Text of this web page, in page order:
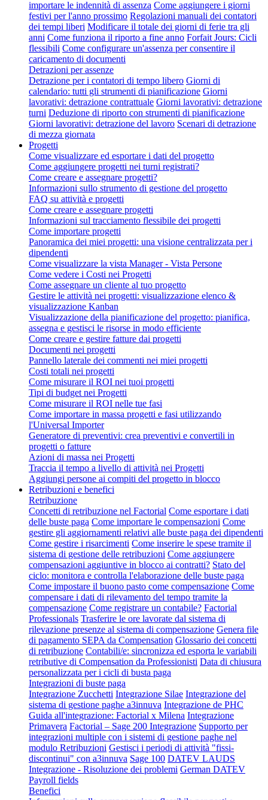
importare le indennità di assenza Come aggiungere i giorni
festivi per l'anno prossimo Regolazioni manuali dei contatori
dei tempi liberi Modificare il totale dei giorni di ferie tra gli
anni Come funziona il riporto a fine anno Forfait Jours: Cicli
flessibili Come configurare un'assenza per consentire il
caricamento di documenti
Detrazioni per assenze
Detrazione per i contatori di tempo libero Giorni di
calendario: tutti gli strumenti di pianificazione Giorni
lavorativi: detrazione contrattuale Giorni lavorativi: detrazione
turni Deduzione di riporto con strumenti di pianificazione
Giorni lavorativi: detrazione del lavoro Scenari di detrazione
di mezza giornata
Progetti
Come visualizzare ed esportare i dati del progetto
Come aggiungere progetti nei turni registrati?
Come creare e assegnare progetti?
Informazioni sullo strumento di gestione del progetto
FAQ su attività e progetti
Come creare e assegnare progetti
Informazioni sul tracciamento flessibile dei progetti
Come importare progetti
Panoramica dei miei progetti: una visione centralizzata per i
dipendenti
Come visualizzare la vista Manager - Vista Persone
Come vedere i Costi nei Progetti
Come assegnare un cliente al tuo progetto
Gestire le attività nei progetti: visualizzazione elenco &
visualizzazione Kanban
Visualizzazione della pianificazione del progetto: pianifica,
assegna e gestisci le risorse in modo efficiente
Come creare e gestire fatture dai progetti
Documenti nei progetti
Pannello laterale dei commenti nei miei progetti
Costi totali nei progetti
Come misurare il ROI nei tuoi progetti
Tipi di budget nei Progetti
Come misurare il ROI nelle tue fasi
Come importare in massa progetti e fasi utilizzando
l'Universal Importer
Generatore di preventivi: crea preventivi e convertili in
progetti o fatture
Azioni di massa nei Progetti
Traccia il tempo a livello di attività nei Progetti
Aggiungi persone ai compiti del progetto in blocco
Retribuzioni e benefici
Retribuzione
Concetti di retribuzione nel Factorial Come esportare i dati
delle buste paga Come importare le compensazioni Come
gestire gli aggiornamenti relativi alle buste paga dei dipendenti
Come gestire i risarcimenti Come inserire le spese tramite il
sistema di gestione delle retribuzioni Come aggiungere
compensazioni aggiuntive in blocco ai contratti? Stato del
ciclo: monitora e controlla l'elaborazione delle buste paga
Come impostare il buono pasto come compensazione Come
compensare i dati di rilevamento del tempo tramite la
compensazione Come registrare un contabile? Factorial
Professionals Trasferire le ore lavorate dal sistema di
rilevazione presenze al sistema di compensazione Genera file
di pagamento SEPA da Compensation Glossario dei concetti
di retribuzione Contabili/e: sincronizza ed esporta le variabili
retributive di Compensation da Professionisti Data di chiusura
personalizzata per i cicli di busta paga
Integrazioni di buste paga
Integrazione Zucchetti Integrazione Silae Integrazione del
sistema di gestione paghe a3innuva Integrazione de PHC
Guida all'integrazione: Factorial x Milena Integrazione
Primavera Factorial – Sage 200 Integrazione Supporto per
integrazioni multiple con i sistemi di gestione paghe nel
modulo Retribuzioni Gestisci i periodi di attività "fissi-
discontinui" con a3innuva Sage 100 DATEV LAUDS
Integrazione - Risoluzione dei problemi German DATEV
Payroll fields
Benefici